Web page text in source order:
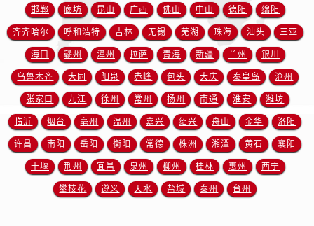
江西省南昌市红谷滩新区红谷中大道998号绿地双子塔（中央广场）A1座办公楼14层1407室售后服务中心（需提前预约）
江西省萍乡市安源区萍安北大道与康庄路交叉口售后服务中心（需提前预约）
江西省上饶市信州区滨江西路售后服务中心（需提前预约）
江西省新余市渝水区北湖西路售后服务中心（需提前预约）
江西省宜春市袁州区中山中路售后服务中心（需提前预约）
江西省鹰潭市月湖区胜利东路售后服务中心（需提前预约）
山东省德州市德城区东风中路售后服务中心（需提前预约）
山东省东营市东营区济南路售后服务中心（需提前预约）
山东省济南市历下区经十路11111号华润中心写字楼（万象城）15层1508室售后服务中心（需提前预约）
邯郸 廊坊 昆山 广西 佛山 中山 德阳 绵阳
齐齐哈尔 呼和浩特 吉林 无锡 芜湖 珠海 汕头 三亚
海口 赣州 漳州 拉萨 青海 新疆 兰州 银川
乌鲁木齐 大同 阳泉 赤峰 包头 大庆 秦皇岛 沧州
张家口 九江 徐州 常州 扬州 南通 淮安 潍坊
临沂 烟台 亳州 温州 嘉兴 绍兴 舟山 金华 洛阳
许昌 南阳 岳阳 衡阳 常德 株洲 湘潭 黄石 襄阳
十堰 荆州 宜昌 泉州 柳州 桂林 惠州 西宁
攀枝花 遵义 天水 盐城 泰州 台州